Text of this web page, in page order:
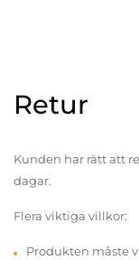
Retur
Kunden har rätt att
dagar.
Flera viktiga villkor:
Produkten måste